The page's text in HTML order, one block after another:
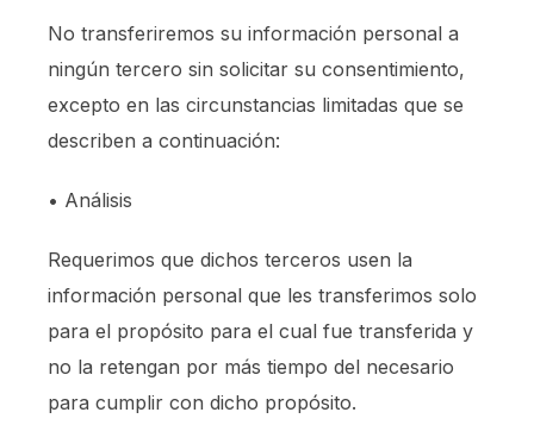
No transferiremos su información personal a
ningún tercero sin solicitar su consentimiento,
excepto en las circunstancias limitadas que se
describen a continuación:
• Análisis
Requerimos que dichos terceros usen la
información personal que les transferimos solo
para el propósito para el cual fue transferida y
no la retengan por más tiempo del necesario
para cumplir con dicho propósito.